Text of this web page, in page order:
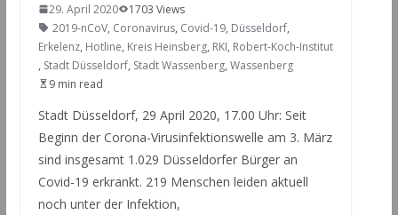
29. April 2020
1703 Views
2019-nCoV, Coronavirus, Covid-19, Düsseldorf,
Erkelenz, Hotline, Kreis Heinsberg, RKI, Robert-Koch-Institut
, Stadt Düsseldorf, Stadt Wassenberg, Wassenberg
9 min read
Stadt Düsseldorf, 29 April 2020, 17.00 Uhr: Seit
Beginn der Corona-Virusinfektionswelle am 3. März
sind insgesamt 1.029 Düsseldorfer Bürger an
Covid-19 erkrankt. 219 Menschen leiden aktuell
noch unter der Infektion,